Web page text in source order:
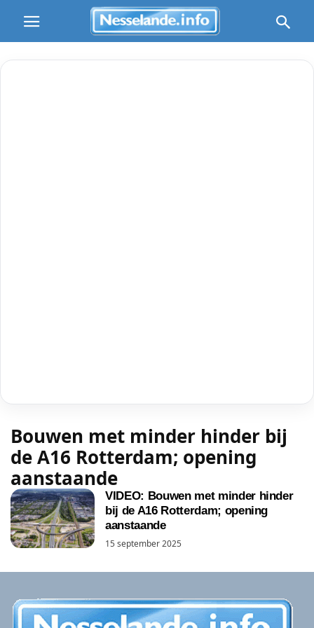
Bouwen met minder hinder bij
de A16 Rotterdam; opening
aanstaande
VIDEO: Bouwen met minder hinder
bij de A16 Rotterdam; opening
aanstaande
15 september 2025